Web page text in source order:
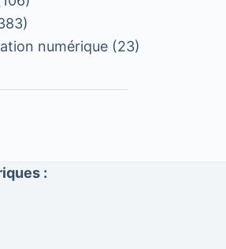
numérique(23)
: